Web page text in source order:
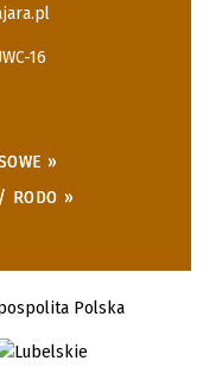
16
»
RODO »